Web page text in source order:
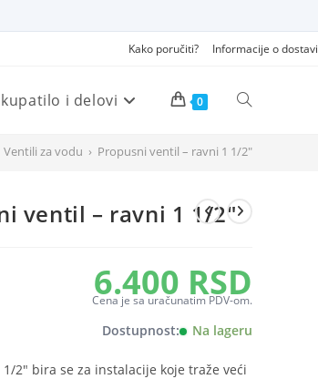
Kako poručiti? Informacije o dostavi
i delovi 0 Pretraži
Ventili za vodu › Propusni ventil – ravni 1 1/2″
ventil – ravni 1 1/2″
6.400 RSD
Cena je sa uračunatim PDV-om.
Dostupnost: Na lageru
2" bira se za instalacije koje traže veći